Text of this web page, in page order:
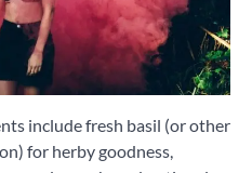
include fresh basil (or other
for herby goodness,